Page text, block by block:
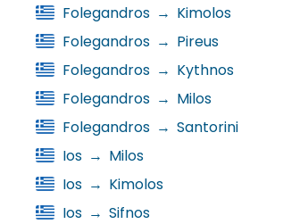
Folegandros → Kimolos
Folegandros → Pireus
Folegandros → Kythnos
Folegandros → Milos
Folegandros → Santorini
Ios → Milos
Ios → Kimolos
Ios → Sifnos